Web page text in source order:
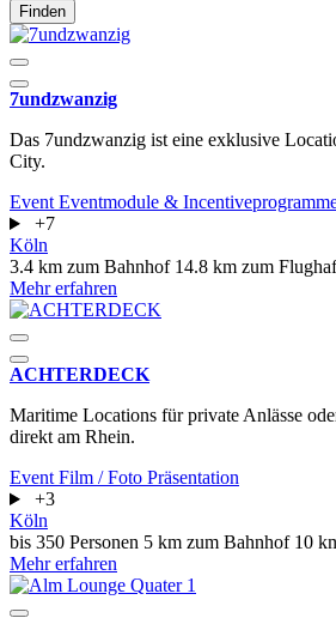
Finden
7undzwanzig
Das 7undzwanzig ist eine exklusive
City.
Event Eventmodule &
+7
Köln
3.4 km zum Bahnhof 14.8 km zum
Mehr erfahren
ACHTERDECK
Maritime Locations für private Anlässe
direkt am Rhein.
Event Film / Foto Präsentation
+3
Köln
bis 350 Personen 5 km zum Bahnhof 10
Mehr erfahren